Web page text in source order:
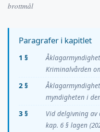
brottmål
Paragrafer i kapitlet
1 §
Kriminalvården
2 §
myndigheten i
3 §
Vid delgivning
kap. 6 § lagen